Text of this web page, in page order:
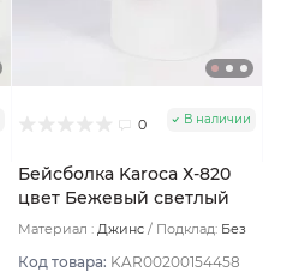
0 В наличии
Бейсболка Karoca Х-820
цвет Бежевый светлый
размер 57-59
Материал : Джинс Подклад: Без
Код товара: KAR00200154458